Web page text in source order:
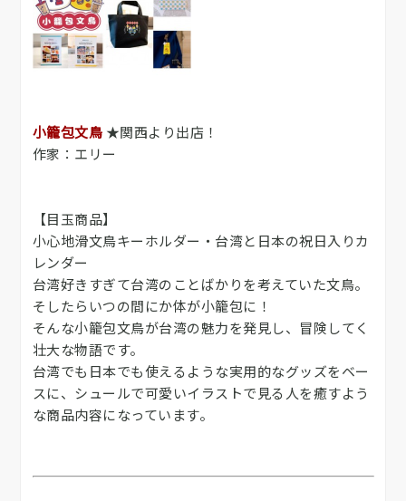
小籠包文鳥 ★関西より出店！
作家：エリー
【目玉商品】
小心地滑文鳥キーホルダー・台湾と日本の祝日入りカ
レンダー
台湾好きすぎて台湾のことばかりを考えていた文鳥。
そしたらいつの間にか体が小籠包に！
そんな小籠包文鳥が台湾の魅力を発見し、冒険してく
壮大な物語です。
台湾でも日本でも使えるような実用的なグッズをベー
スに、シュールで可愛いイラストで見る人を癒すよう
な商品内容になっています。